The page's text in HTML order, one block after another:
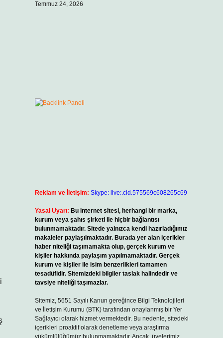
Temmuz 24, 2026
Reklam ve İletişim: Skype: live:.cid.575569c608265c69
Yasal Uyarı: Bu internet sitesi, herhangi bir marka,
kurum veya şahıs şirketi ile hiçbir bağlantısı
bulunmamaktadır. Sitede yalnızca kendi hazırladığımız
makaleler paylaşılmaktadır. Burada yer alan içerikler
haber niteliği taşımamakta olup, gerçek kurum ve
kişiler hakkında paylaşım yapılmamaktadır. Gerçek
kurum ve kişiler ile isim benzerlikleri tamamen
tesadüfidir. Sitemizdeki bilgiler taslak halindedir ve
tavsiye niteliği taşımazlar.
Sitemiz, 5651 Sayılı Kanun gereğince Bilgi Teknolojileri
ve İletişim Kurumu (BTK) tarafından onaylanmış bir Yer
Sağlayıcı olarak hizmet vermektedir. Bu nedenle, sitedeki
içerikleri proaktif olarak denetleme veya araştırma
yükümlülüğümüz bulunmamaktadır. Ancak, üyelerimiz